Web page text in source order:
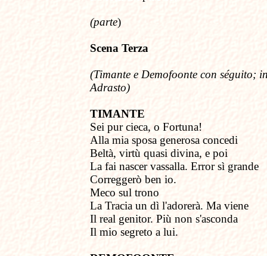
(parte)
Scena Terza
(Timante e Demofoonte con séguito;
Adrasto)
TIMANTE
Sei pur cieca, o Fortuna!
Alla mia sposa generosa concedi
Beltà, virtù quasi divina, e poi
La fai nascer vassalla. Error sì grande
Correggerò ben io.
Meco sul trono
La Tracia un dì l'adorerà. Ma viene
Il real genitor. Più non s'asconda
Il mio segreto a lui.